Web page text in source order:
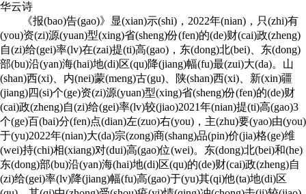
华云诗
《报(bao)告(gao)》显(xian)示(shi)，2022年(nian)，只(zhi)有
(you)资(zi)源(yuan)型(xing)省(sheng)份(fen)的(de)财(cai)政(zheng)
自(zi)给(gei)率(lv)在(zai)提(ti)高(gao)，东(dong)北(bei)、东(dong)
部(bu)沿(yan)海(hai)地(di)区(qu)降(jiang)幅(fu)最(zui)大(da)。山
(shan)西(xi)、内(nei)蒙(meng)古(gu)、陕(shan)西(xi)、新(xin)疆
(jiang)四(si)个(ge)资(zi)源(yuan)型(xing)省(sheng)份(fen)的(de)财
(cai)政(zheng)自(zi)给(gei)率(lv)较(jiao)2021年(nian)提(ti)高(gao)3
个(ge)百(bai)分(fen)点(dian)左(zuo)右(you)，主(zhu)要(yao)由(you)
于(yu)2022年(nian)大(da)宗(zong)商(shang)品(pin)价(jia)格(ge)维
(wei)持(chi)相(xiang)对(dui)高(gao)位(wei)。东(dong)北(bei)和(he)
东(dong)部(bu)沿(yan)海(hai)地(di)区(qu)的(de)财(cai)政(zheng)自
(zi)给(gei)率(lv)降(jiang)幅(fu)高(gao)于(yu)其(qi)他(ta)地(di)区